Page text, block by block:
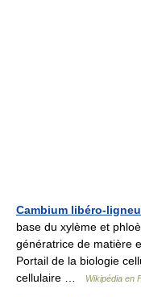
Cambium libéro-
base du xylème et
génératrice de matière
Portail de la biologie
cellulaire …
Wikipédia en